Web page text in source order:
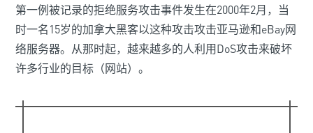
第一例被记录的拒绝服务攻击事件发生在2000年2月，当
时一名15岁的加拿大黑客以这种攻击攻击亚马逊和eBay网
络服务器。从那时起，越来越多的人利用DoS攻击来破坏
许多行业的目标（网站）。